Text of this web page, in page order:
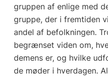
gruppen af enlige med
gruppe, der i fremtiden
andel af befolkningen.
begrænset viden om,
demens er, og hvilke
de møder i hverdagen.